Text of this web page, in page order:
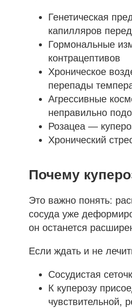
Генетическая
капилляров
Гормональные
контрацептивов
Хроническое
перепады
Агрессивные
неправильно
Розацеа —
Хронический
Почему
Это важно понять:
сосуда уже
он останется
Если ждать и не
Сосудистая
К куперозу
чувствительной,